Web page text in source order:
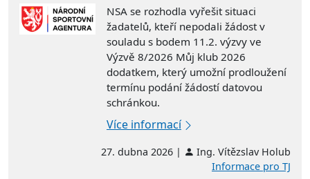
NSA se rozhodla vyřešit situaci
žadatelů, kteří nepodali žádost v
souladu s bodem 11.2. výzvy ve
Výzvě 8/2026 Můj klub 2026
dodatkem, který umožní prodloužení
termínu podání žádostí datovou
schránkou.
Více informací
27. dubna 2026 |
Ing. Vítězslav Holub
Informace pro TJ